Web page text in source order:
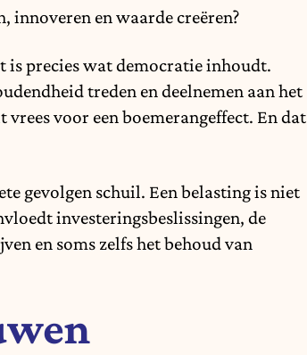
innoveren en waarde creëren?
is precies wat democratie inhoudt.
treden en deelnemen aan het
voor een boemerangeffect. En dat
gevolgen schuil. Een belasting is niet
investeringsbeslissingen, de
en soms zelfs het behoud van